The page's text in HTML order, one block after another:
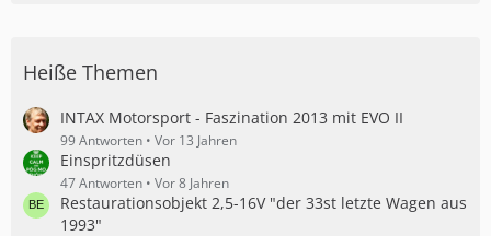
Heiße Themen
INTAX Motorsport - Faszination 2013 mit EVO II
99 Antworten Vor 13 Jahren
Einspritzdüsen
47 Antworten Vor 8 Jahren
Restaurationsobjekt 2,5-16V "der 33st letzte Wagen aus
1993"